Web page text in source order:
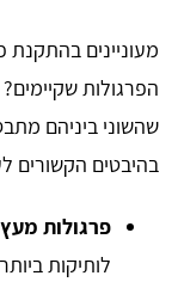
מעוניינים בהתקנת
הפרגולות
שהשוני ביניהם
בהיבטים הקשורים
פרגולות מעץ
לותיקות